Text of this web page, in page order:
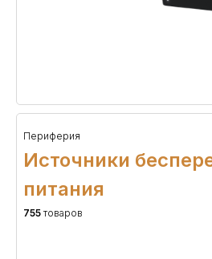
Периферия
Источники
питания
755 товаров